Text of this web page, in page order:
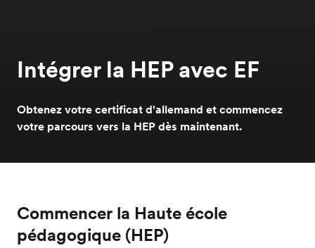
Intégrer la HEP avec EF
Obtenez votre certificat d'allemand et commencez
votre parcours vers la HEP dès maintenant.
Commencer la Haute école
pédagogique (HEP)